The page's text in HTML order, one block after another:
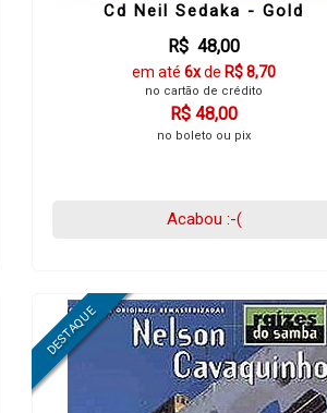
Cd Neil Sedaka - Gold
R$ 48,00
em até6xde R$ 8,70
no cartão de crédito
R$ 48,00
no boleto ou pix
Acabou :-(